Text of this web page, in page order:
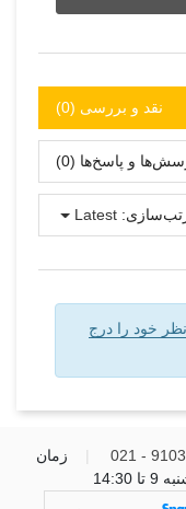
نقد و بررسی‌‌ (0)
و پاسخ‌ها (0)
Latest
نظر خود را درج
زمان